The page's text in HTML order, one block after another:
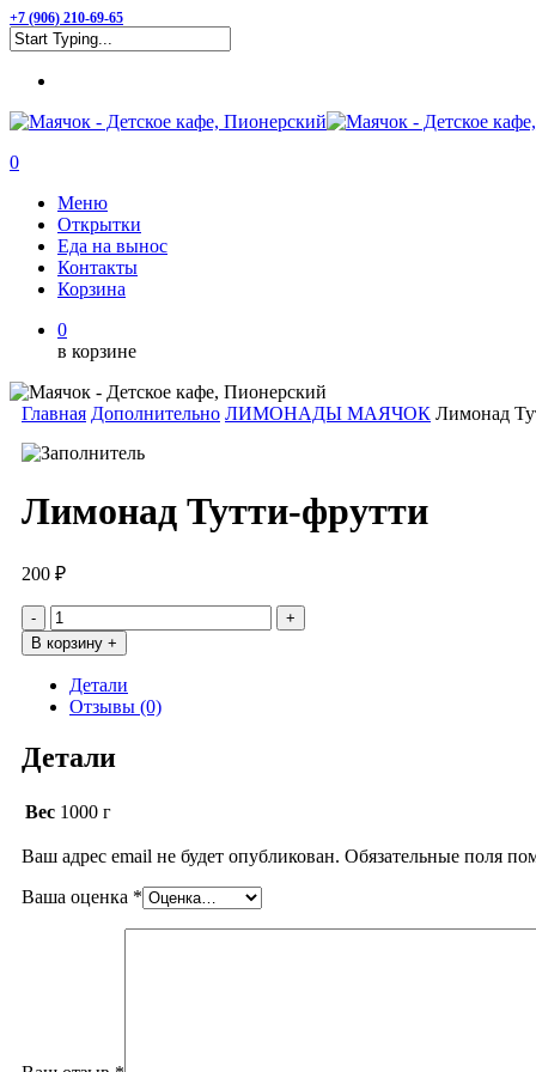
Skip
to
content
+7 (906) 210-69-65
Search
0
Меню
Открытки
Еда на вынос
Контакты
Корзина
0
в корзине
Главная Дополнительно ЛИМОНАДЫ МАЯЧОК Лимонад
Лимонад Тутти-фрутти
200 ₽
Количество
товара
Лимонад
Тутти-
фрутти
В корзину +
Детали
Отзывы (0)
Детали
Вес 1000 г
Ваш адрес email не будет опубликован. Обязательные поля
Ваша оценка *